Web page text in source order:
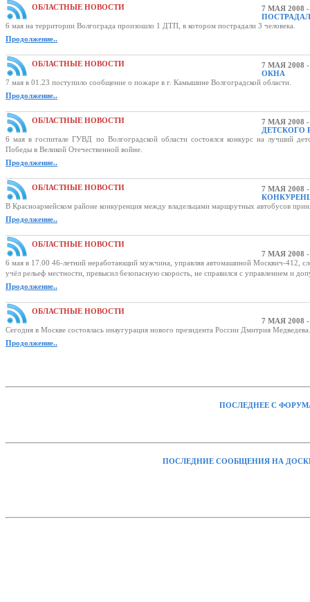
ОБЛАСТНЫЕ НОВОСТИ
7 МАЯ 2008
6 мая на территории Волгограда произошло 1 ДТП, в котором пострадали 3 человека.
Продолжение..
ОБЛАСТНЫЕ НОВОСТИ
7 МАЯ 2008
ОКНА
7 мая в 01.23 поступило сообщение о пожаре в г. Камышине Волгоградской области.
Продолжение..
ОБЛАСТНЫЕ НОВОСТИ
7 МАЯ 2008
ДЕТСКОГО
6 мая в госпитале ГУВД по Волгоградской области состоялся конкурс на лучший
Победы в Великой Отечественной войне.
Продолжение..
ОБЛАСТНЫЕ НОВОСТИ
7 МАЯ 2008
В Красноармейском районе конкуренция между владельцами маршрутных автобусов
Продолжение..
ОБЛАСТНЫЕ НОВОСТИ
7 МАЯ 2008
6 мая в 17.00 46-летний неработающий мужчина, управляя автомашиной Москвич-412,
учёл рельеф местности, превысил безопасную скорость, не справился с управлением и
Продолжение..
ОБЛАСТНЫЕ НОВОСТИ
7 МАЯ 2008
Сегодня в Москве состоялась инаугурация нового президента России Дмитрия Медведева.
Продолжение..
ПОСЛЕДНЕЕ С
ПОСЛЕДНИЕ СООБЩЕНИЯ НА